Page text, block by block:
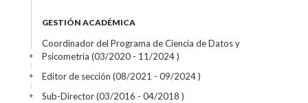
GESTIÓN ACADÉMICA
Coordinador del Programa de Ciencia de Datos y
Psicometría (03/2020 - 11/2024 )
+
Editor de sección (08/2021 - 09/2024 )
+
Sub-Director (03/2016 - 04/2018 )
+